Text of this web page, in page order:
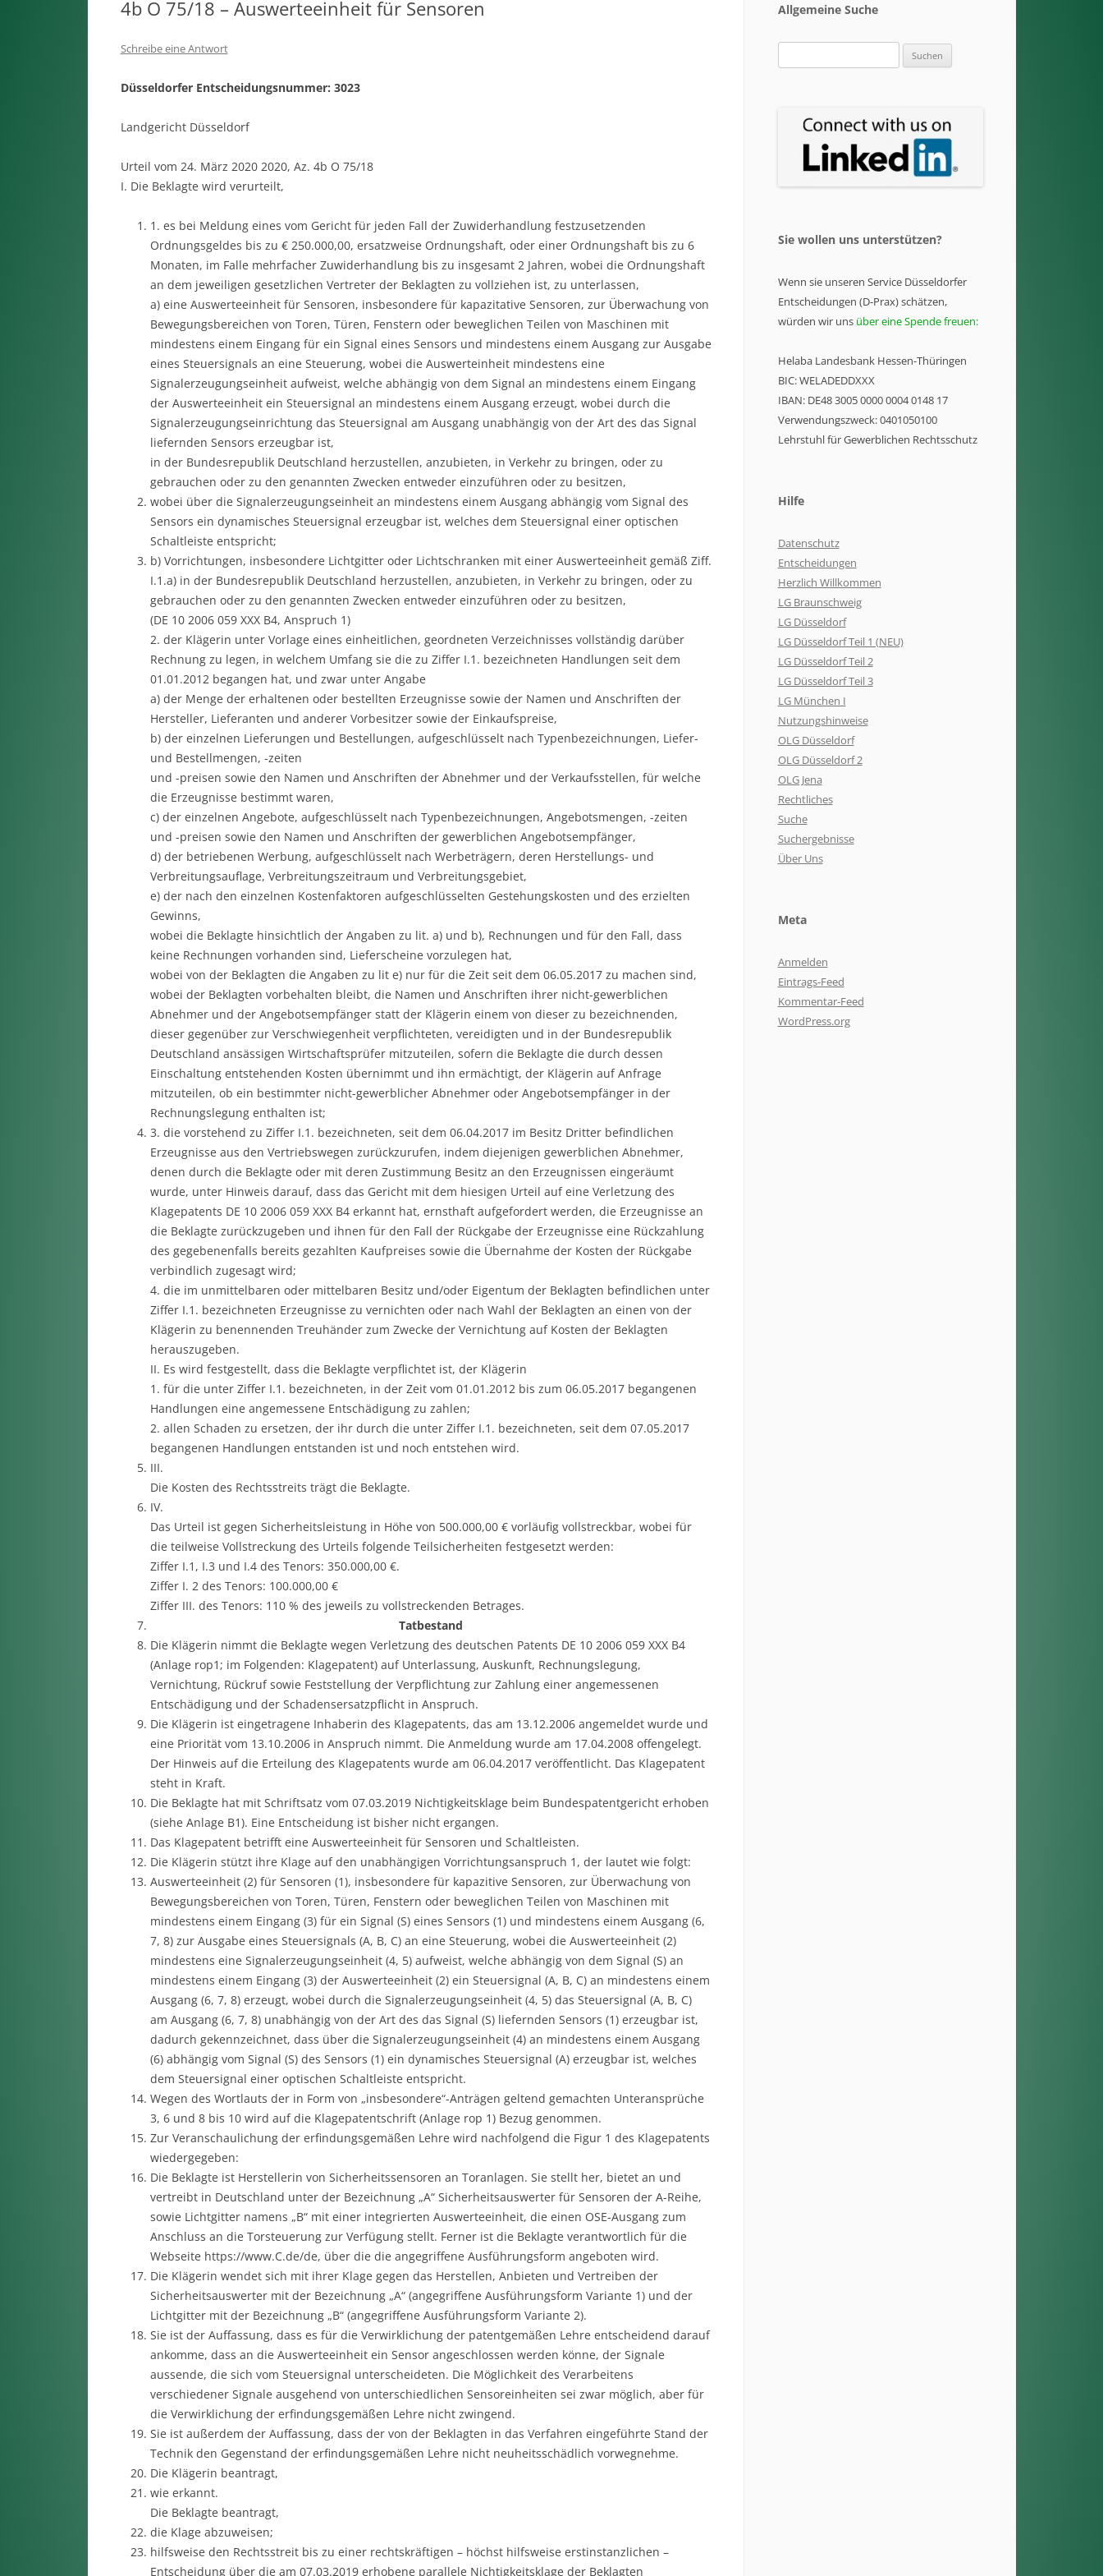
4b O 75/18 – Auswerteeinheit für Sensoren
Schreibe eine Antwort
Düsseldorfer Entscheidungsnummer: 3023
Landgericht Düsseldorf
Urteil vom 24. März 2020 2020, Az. 4b O 75/18
I. Die Beklagte wird verurteilt,
1. es bei Meldung eines vom Gericht für jeden Fall der Zuwiderhandlung festzusetzenden
Ordnungsgeldes bis zu € 250.000,00, ersatzweise Ordnungshaft, oder einer Ordnungshaft bis zu 6
Monaten, im Falle mehrfacher Zuwiderhandlung bis zu insgesamt 2 Jahren, wobei die Ordnungshaft
an dem jeweiligen gesetzlichen Vertreter der Beklagten zu vollziehen ist, zu unterlassen,
a) eine Auswerteeinheit für Sensoren, insbesondere für kapazitative Sensoren, zur Überwachung von
Bewegungsbereichen von Toren, Türen, Fenstern oder beweglichen Teilen von Maschinen mit
mindestens einem Eingang für ein Signal eines Sensors und mindestens einem Ausgang zur Ausgabe
eines Steuersignals an eine Steuerung, wobei die Auswerteinheit mindestens eine
Signalerzeugungseinheit aufweist, welche abhängig von dem Signal an mindestens einem Eingang
der Auswerteeinheit ein Steuersignal an mindestens einem Ausgang erzeugt, wobei durch die
Signalerzeugungseinrichtung das Steuersignal am Ausgang unabhängig von der Art des das Signal
liefernden Sensors erzeugbar ist,
in der Bundesrepublik Deutschland herzustellen, anzubieten, in Verkehr zu bringen, oder zu
gebrauchen oder zu den genannten Zwecken entweder einzuführen oder zu besitzen,
wobei über die Signalerzeugungseinheit an mindestens einem Ausgang abhängig vom Signal des
Sensors ein dynamisches Steuersignal erzeugbar ist, welches dem Steuersignal einer optischen
Schaltleiste entspricht;
b) Vorrichtungen, insbesondere Lichtgitter oder Lichtschranken mit einer Auswerteeinheit gemäß Ziff.
I.1.a) in der Bundesrepublik Deutschland herzustellen, anzubieten, in Verkehr zu bringen, oder zu
gebrauchen oder zu den genannten Zwecken entweder einzuführen oder zu besitzen,
(DE 10 2006 059 XXX B4, Anspruch 1)
2. der Klägerin unter Vorlage eines einheitlichen, geordneten Verzeichnisses vollständig darüber
Rechnung zu legen, in welchem Umfang sie die zu Ziffer I.1. bezeichneten Handlungen seit dem
01.01.2012 begangen hat, und zwar unter Angabe
a) der Menge der erhaltenen oder bestellten Erzeugnisse sowie der Namen und Anschriften der
Hersteller, Lieferanten und anderer Vorbesitzer sowie der Einkaufspreise,
b) der einzelnen Lieferungen und Bestellungen, aufgeschlüsselt nach Typenbezeichnungen, Liefer-
und Bestellmengen, -zeiten
und -preisen sowie den Namen und Anschriften der Abnehmer und der Verkaufsstellen, für welche
die Erzeugnisse bestimmt waren,
c) der einzelnen Angebote, aufgeschlüsselt nach Typenbezeichnungen, Angebotsmengen, -zeiten
und -preisen sowie den Namen und Anschriften der gewerblichen Angebotsempfänger,
d) der betriebenen Werbung, aufgeschlüsselt nach Werbeträgern, deren Herstellungs- und
Verbreitungsauflage, Verbreitungszeitraum und Verbreitungsgebiet,
e) der nach den einzelnen Kostenfaktoren aufgeschlüsselten Gestehungskosten und des erzielten
Gewinns,
wobei die Beklagte hinsichtlich der Angaben zu lit. a) und b), Rechnungen und für den Fall, dass
keine Rechnungen vorhanden sind, Lieferscheine vorzulegen hat,
wobei von der Beklagten die Angaben zu lit e) nur für die Zeit seit dem 06.05.2017 zu machen sind,
wobei der Beklagten vorbehalten bleibt, die Namen und Anschriften ihrer nicht-gewerblichen
Abnehmer und der Angebotsempfänger statt der Klägerin einem von dieser zu bezeichnenden,
dieser gegenüber zur Verschwiegenheit verpflichteten, vereidigten und in der Bundesrepublik
Deutschland ansässigen Wirtschaftsprüfer mitzuteilen, sofern die Beklagte die durch dessen
Einschaltung entstehenden Kosten übernimmt und ihn ermächtigt, der Klägerin auf Anfrage
mitzuteilen, ob ein bestimmter nicht-gewerblicher Abnehmer oder Angebotsempfänger in der
Rechnungslegung enthalten ist;
3. die vorstehend zu Ziffer I.1. bezeichneten, seit dem 06.04.2017 im Besitz Dritter befindlichen
Erzeugnisse aus den Vertriebswegen zurückzurufen, indem diejenigen gewerblichen Abnehmer,
denen durch die Beklagte oder mit deren Zustimmung Besitz an den Erzeugnissen eingeräumt
wurde, unter Hinweis darauf, dass das Gericht mit dem hiesigen Urteil auf eine Verletzung des
Klagepatents DE 10 2006 059 XXX B4 erkannt hat, ernsthaft aufgefordert werden, die Erzeugnisse an
die Beklagte zurückzugeben und ihnen für den Fall der Rückgabe der Erzeugnisse eine Rückzahlung
des gegebenenfalls bereits gezahlten Kaufpreises sowie die Übernahme der Kosten der Rückgabe
verbindlich zugesagt wird;
4. die im unmittelbaren oder mittelbaren Besitz und/oder Eigentum der Beklagten befindlichen unter
Ziffer I.1. bezeichneten Erzeugnisse zu vernichten oder nach Wahl der Beklagten an einen von der
Klägerin zu benennenden Treuhänder zum Zwecke der Vernichtung auf Kosten der Beklagten
herauszugeben.
II. Es wird festgestellt, dass die Beklagte verpflichtet ist, der Klägerin
1. für die unter Ziffer I.1. bezeichneten, in der Zeit vom 01.01.2012 bis zum 06.05.2017 begangenen
Handlungen eine angemessene Entschädigung zu zahlen;
2. allen Schaden zu ersetzen, der ihr durch die unter Ziffer I.1. bezeichneten, seit dem 07.05.2017
begangenen Handlungen entstanden ist und noch entstehen wird.
III.
Die Kosten des Rechtsstreits trägt die Beklagte.
IV.
Das Urteil ist gegen Sicherheitsleistung in Höhe von 500.000,00 € vorläufig vollstreckbar, wobei für
die teilweise Vollstreckung des Urteils folgende Teilsicherheiten festgesetzt werden:
Ziffer I.1, I.3 und I.4 des Tenors: 350.000,00 €.
Ziffer I. 2 des Tenors: 100.000,00 €
Ziffer III. des Tenors: 110 % des jeweils zu vollstreckenden Betrages.
Tatbestand
Die Klägerin nimmt die Beklagte wegen Verletzung des deutschen Patents DE 10 2006 059 XXX B4
(Anlage rop1; im Folgenden: Klagepatent) auf Unterlassung, Auskunft, Rechnungslegung,
Vernichtung, Rückruf sowie Feststellung der Verpflichtung zur Zahlung einer angemessenen
Entschädigung und der Schadensersatzpflicht in Anspruch.
Die Klägerin ist eingetragene Inhaberin des Klagepatents, das am 13.12.2006 angemeldet wurde und
eine Priorität vom 13.10.2006 in Anspruch nimmt. Die Anmeldung wurde am 17.04.2008 offengelegt.
Der Hinweis auf die Erteilung des Klagepatents wurde am 06.04.2017 veröffentlicht. Das Klagepatent
steht in Kraft.
Die Beklagte hat mit Schriftsatz vom 07.03.2019 Nichtigkeitsklage beim Bundespatentgericht erhoben
(siehe Anlage B1). Eine Entscheidung ist bisher nicht ergangen.
Das Klagepatent betrifft eine Auswerteeinheit für Sensoren und Schaltleisten.
Die Klägerin stützt ihre Klage auf den unabhängigen Vorrichtungsanspruch 1, der lautet wie folgt:
Auswerteeinheit (2) für Sensoren (1), insbesondere für kapazitive Sensoren, zur Überwachung von
Bewegungsbereichen von Toren, Türen, Fenstern oder beweglichen Teilen von Maschinen mit
mindestens einem Eingang (3) für ein Signal (S) eines Sensors (1) und mindestens einem Ausgang (6,
7, 8) zur Ausgabe eines Steuersignals (A, B, C) an eine Steuerung, wobei die Auswerteeinheit (2)
mindestens eine Signalerzeugungseinheit (4, 5) aufweist, welche abhängig von dem Signal (S) an
mindestens einem Eingang (3) der Auswerteeinheit (2) ein Steuersignal (A, B, C) an mindestens einem
Ausgang (6, 7, 8) erzeugt, wobei durch die Signalerzeugungseinheit (4, 5) das Steuersignal (A, B, C)
am Ausgang (6, 7, 8) unabhängig von der Art des das Signal (S) liefernden Sensors (1) erzeugbar ist,
dadurch gekennzeichnet, dass über die Signalerzeugungseinheit (4) an mindestens einem Ausgang
(6) abhängig vom Signal (S) des Sensors (1) ein dynamisches Steuersignal (A) erzeugbar ist, welches
dem Steuersignal einer optischen Schaltleiste entspricht.
Wegen des Wortlauts der in Form von „insbesondere“-Anträgen geltend gemachten Unteransprüche
3, 6 und 8 bis 10 wird auf die Klagepatentschrift (Anlage rop 1) Bezug genommen.
Zur Veranschaulichung der erfindungsgemäßen Lehre wird nachfolgend die Figur 1 des Klagepatents
wiedergegeben:
Die Beklagte ist Herstellerin von Sicherheitssensoren an Toranlagen. Sie stellt her, bietet an und
vertreibt in Deutschland unter der Bezeichnung „A“ Sicherheitsauswerter für Sensoren der A-Reihe,
sowie Lichtgitter namens „B“ mit einer integrierten Auswerteeinheit, die einen OSE-Ausgang zum
Anschluss an die Torsteuerung zur Verfügung stellt. Ferner ist die Beklagte verantwortlich für die
Webseite https://www.C.de/de, über die die angegriffene Ausführungsform angeboten wird.
Die Klägerin wendet sich mit ihrer Klage gegen das Herstellen, Anbieten und Vertreiben der
Sicherheitsauswerter mit der Bezeichnung „A“ (angegriffene Ausführungsform Variante 1) und der
Lichtgitter mit der Bezeichnung „B“ (angegriffene Ausführungsform Variante 2).
Sie ist der Auffassung, dass es für die Verwirklichung der patentgemäßen Lehre entscheidend darauf
ankomme, dass an die Auswerteeinheit ein Sensor angeschlossen werden könne, der Signale
aussende, die sich vom Steuersignal unterscheideten. Die Möglichkeit des Verarbeitens
verschiedener Signale ausgehend von unterschiedlichen Sensoreinheiten sei zwar möglich, aber für
die Verwirklichung der erfindungsgemäßen Lehre nicht zwingend.
Sie ist außerdem der Auffassung, dass der von der Beklagten in das Verfahren eingeführte Stand der
Technik den Gegenstand der erfindungsgemäßen Lehre nicht neuheitsschädlich vorwegnehme.
Die Klägerin beantragt,
wie erkannt.
Die Beklagte beantragt,
die Klage abzuweisen;
hilfsweise den Rechtsstreit bis zu einer rechtskräftigen – höchst hilfsweise erstinstanzlichen –
Entscheidung über die am 07.03.2019 erhobene parallele Nichtigkeitsklage der Beklagten
Allgemeine Suche
nach:
Sie wollen uns unterstützen?
Wenn sie unseren Service Düsseldorfer
Entscheidungen (D-Prax) schätzen,
würden wir uns über eine Spende freuen:
Helaba Landesbank Hessen-Thüringen
BIC: WELADEDDXXX
IBAN: DE48 3005 0000 0004 0148 17
Verwendungszweck: 0401050100
Lehrstuhl für Gewerblichen Rechtsschutz
Hilfe
Datenschutz
Entscheidungen
Herzlich Willkommen
LG Braunschweig
LG Düsseldorf
LG Düsseldorf Teil 1 (NEU)
LG Düsseldorf Teil 2
LG Düsseldorf Teil 3
LG München I
Nutzungshinweise
OLG Düsseldorf
OLG Düsseldorf 2
OLG Jena
Rechtliches
Suche
Suchergebnisse
Über Uns
Meta
Anmelden
Eintrags-Feed
Kommentar-Feed
WordPress.org